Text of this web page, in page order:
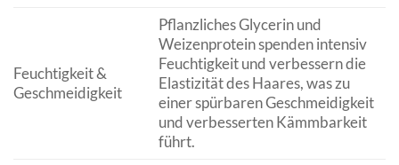
Feuchtigkeit &
Geschmeidigkeit
Pflanzliches Glycerin und
Weizenprotein spenden intensiv
Feuchtigkeit und verbessern die
Elastizität des Haares, was zu
einer spürbaren Geschmeidigkeit
und verbesserten Kämmbarkeit
führt.